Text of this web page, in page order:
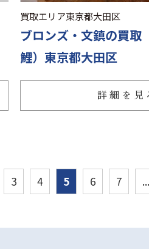
買取エリア東京都大田区
ブロンズ・文鎮の買取
鯉）東京都大田区
詳細を見
3 4 5 6 7 ...